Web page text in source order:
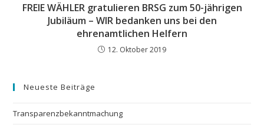
FREIE WÄHLER gratulieren BRSG zum 50-jährigen
Jubiläum – WIR bedanken uns bei den
ehrenamtlichen Helfern
12. Oktober 2019
Neueste Beiträge
Transparenzbekanntmachung